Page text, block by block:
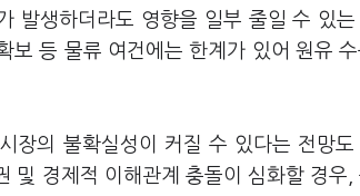
발생하더라도 영향을 일부 줄일 수 있는
보 등 물류 여건에는 한계가 있어 원유
장의 불확실성이 커질 수 있다는 전망도
및 경제적 이해관계 충돌이 심화할 경우,